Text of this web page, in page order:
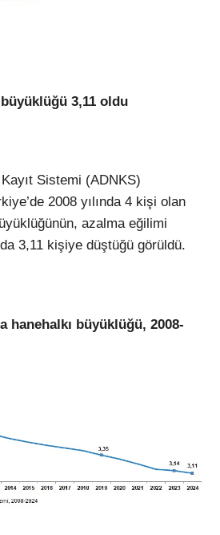
Facebook
Youtube
Pinterest
3,11 oldu
Sistemi (ADNKS)
2008 yılında 4 kişi olan
azalma eğilimi
3,11 kişiye düştüğü görüldü.
hanehalkı büyüklüğü, 2008-